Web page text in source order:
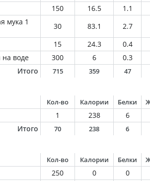
150 16.5 1.1
мука 1
30 83.1 2.7
15 24.3 0.4
воде
300 6 0.3
Итого
715 359 47
Кол-во Калории Белки
1 238 6
Итого
70 238 6
Кол-во Калории Белки
250 0 0